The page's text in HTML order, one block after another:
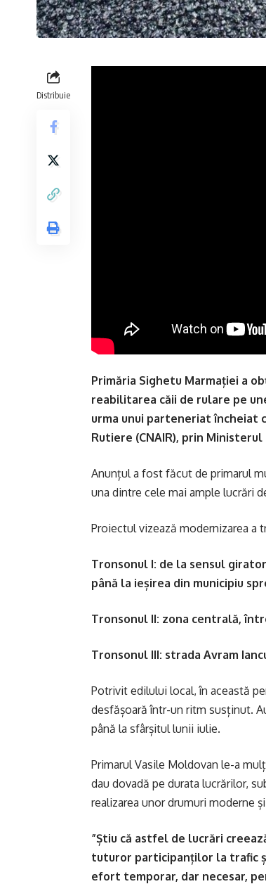
Distribuie
Primăria Sighetu Marmației a
reabilitarea căii de rulare pe
urma unui parteneriat încheiat
Rutiere (CNAIR), prin
Anunțul a fost făcut de primarul
una dintre cele mai ample lucrări
Proiectul vizează modernizarea a
Tronsonul I: de la sensul
până la ieșirea din municipiu
Tronsonul II: zona centrală,
Tronsonul III: strada Avram
Potrivit edilului local, în această
desfășoară într-un ritm susținut.
până la sfârșitul lunii iulie.
Primarul Vasile Moldovan le-a
dau dovadă pe durata lucrărilor,
realizarea unor drumuri moderne
”Știu că astfel de lucrări
tuturor participanților la trafic
efort temporar, dar necesar,